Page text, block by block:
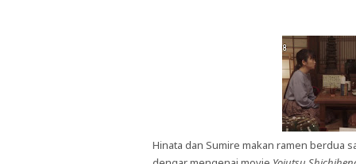
Hinata dan Sumire makan ramen berdua